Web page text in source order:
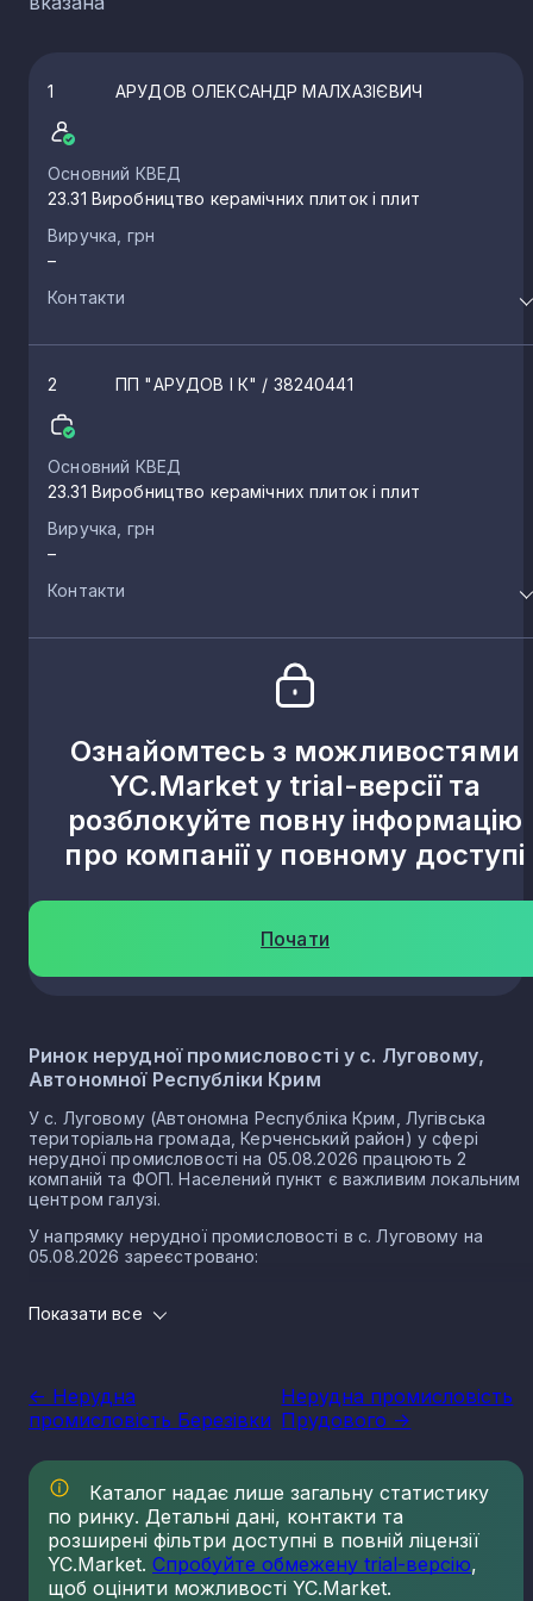
1 АРУДОВ ОЛЕКСАНДР МАЛХАЗІЄВИЧ
Основний КВЕД
23.31 Виробництво керамічних плиток і плит
Виручка, грн
–
Контакти
2 ПП "АРУДОВ І К" / 38240441
Основний КВЕД
23.31 Виробництво керамічних плиток і плит
Виручка, грн
–
Контакти
Ознайомтесь з можливостями
YC.Market у trial-версії та
розблокуйте повну інформацію
про компанії у повному доступі
Почати
Ринок нерудної промисловості у с. Луговому,
Автономної Республіки Крим
У с. Луговому (Автономна Республіка Крим, Лугівська
територіальна громада, Керченський район) у сфері
нерудної промисловості на 05.08.2026 працюють 2
компаній та ФОП. Населений пункт є важливим локальним
центром галузі.
У напрямку нерудної промисловості в с. Луговому на
05.08.2026 зареєстровано:
1 ФОП
прямо впливає на утворення національного ВВП.
Варто зазначити, що Україна має низку сприятливих умов
для розвитку сегменту, в тому числі географічне
положення, велику кількість надр, що багаті на різні
копалини нерудного типу. Найбільш масштабним
галузі є будівельні матеріали. Крім того, за рівнем запасів
кухонної солі, каменю облицювального типу, сірки,
каоліну та різних мінеральних вод, Україна займає провідні
місця серед інших держав, в тому числі Європейського
Показати все
<- Нерудна
промисловість Березівки
Нерудна промисловість
Прудового ->
Каталог надає лише загальну статистику
по ринку. Детальні дані, контакти та
розширені фільтри доступні в повній ліцензії
YC.Market. Спробуйте обмежену trial-версію,
щоб оцінити можливості YC.Market.